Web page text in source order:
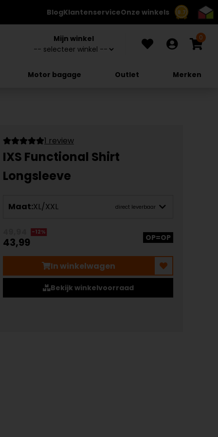
8.7
BlogKlantenserviceOnze winkels
Mijn winkel 0
Motor bagage Outlet Merken
1 review
IXS Functional Shirt
Longsleeve
Maat:XL/XXL direct leverbaar
-12%
43,99 OP=OP
In winkelwagen
Bekijk winkelvoorraad